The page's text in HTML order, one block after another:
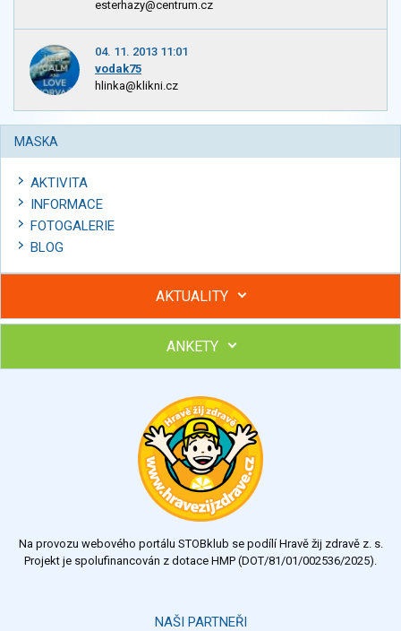
esterhazy@centrum.cz
04. 11. 2013 11:01
vodak75
hlinka@klikni.cz
MASKA
AKTIVITA
INFORMACE
FOTOGALERIE
BLOG
AKTUALITY
Hubněte s podporou lektorky a skupiny v kurzech STOBu
Chcete poradit s hubnutím? Najděte si odborníka STOBu ve
ANKETY
Výsledky Všechny ankety
Na provozu webového portálu STOBklub se podílí Hravě žij zdravě z. s.
Projekt je spolufinancován z dotace HMP (DOT/81/01/002536/2025).
NAŠI PARTNEŘI